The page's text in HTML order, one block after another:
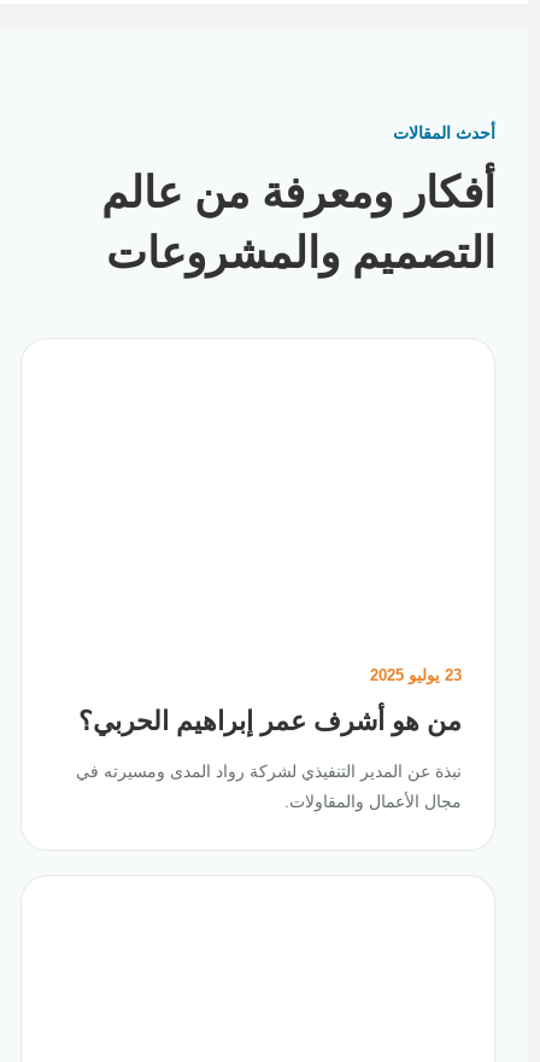
أحدث المقالات
أفكار ومعرفة من عالم
التصميم والمشروعات
23 يوليو 2025
من هو أشرف عمر إبراهيم الحربي؟
نبذة عن المدير التنفيذي لشركة رواد المدى ومسيرته في
مجال الأعمال والمقاولات.